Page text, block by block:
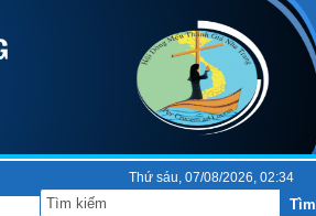
Tìm
Thứ sáu, 07/08/2026, 02:34